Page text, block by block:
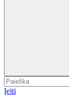
Įeiti